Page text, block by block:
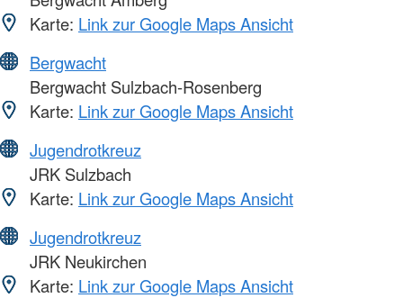
Karte: Link zur Google Maps Ansicht
Bergwacht
Bergwacht Sulzbach-Rosenberg
Karte: Link zur Google Maps Ansicht
Jugendrotkreuz
JRK Sulzbach
Karte: Link zur Google Maps Ansicht
Jugendrotkreuz
JRK Neukirchen
Karte: Link zur Google Maps Ansicht